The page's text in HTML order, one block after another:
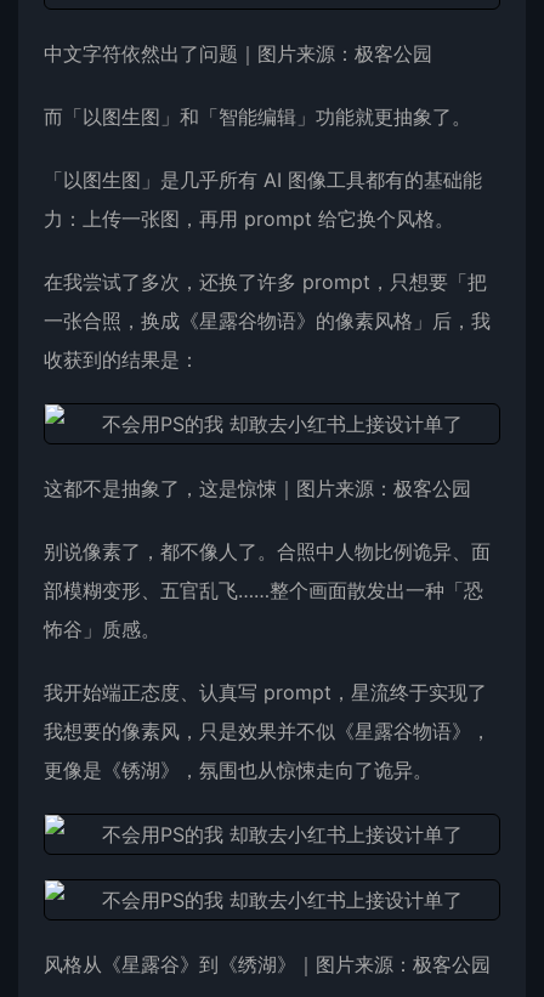
中文字符依然出了问题｜图片来源：极客公园
而「以图生图」和「智能编辑」功能就更抽象了。
「以图生图」是几乎所有 AI 图像工具都有的基础能
力：上传一张图，再用 prompt 给它换个风格。
在我尝试了多次，还换了许多 prompt，只想要「把
一张合照，换成《星露谷物语》的像素风格」后，我
收获到的结果是：
这都不是抽象了，这是惊悚｜图片来源：极客公园
别说像素了，都不像人了。合照中人物比例诡异、面
部模糊变形、五官乱飞……整个画面散发出一种「恐
怖谷」质感。
我开始端正态度、认真写 prompt，星流终于实现了
我想要的像素风，只是效果并不似《星露谷物语》，
更像是《锈湖》，氛围也从惊悚走向了诡异。
风格从《星露谷》到《绣湖》｜图片来源：极客公园